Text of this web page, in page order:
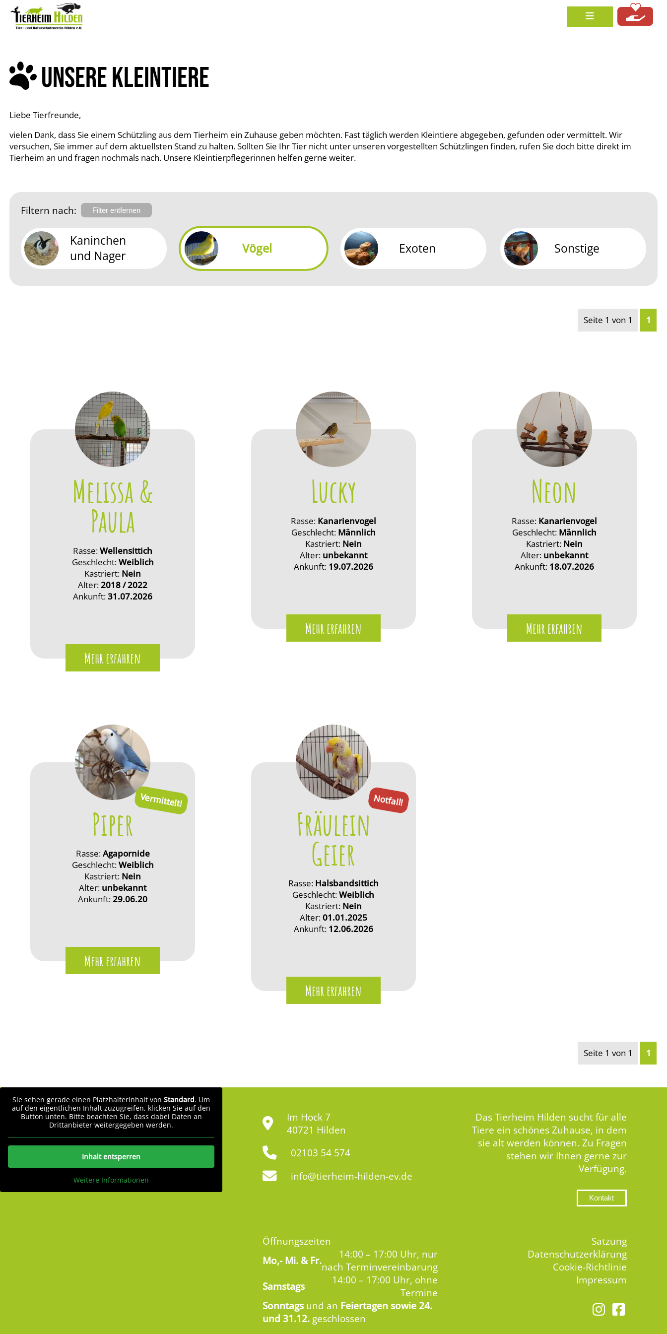
UNSERE KLEINTIERE
Liebe Tierfreunde,
vielen Dank, dass Sie einem Schützling aus dem Tierheim ein Zuhause geben möchten. Fast täglich werden Kleintiere abgegeben, gefunden oder vermittelt. Wir
versuchen, Sie immer auf dem aktuellsten Stand zu halten. Sollten Sie Ihr Tier nicht unter unseren vorgestellten Schützlingen finden, rufen Sie doch bitte direkt im
Tierheim an und fragen nochmals nach. Unsere Kleintierpflegerinnen helfen gerne weiter.
Filtern nach: Filter entfernen
Kaninchen
und Nager
Vögel Exoten Sonstige
Seite 1 von 1 1
Melissa &
Paula
Rasse:Wellensittich
Geschlecht:Weiblich
Kastriert: Nein
Alter:2018 / 2022
Ankunft:31.07.2026
Mehr erfahren
Lucky
Rasse: Kanarienvogel
Geschlecht: Männlich
Kastriert: Nein
Alter: unbekannt
Ankunft: 19.07.2026
Mehr erfahren
Neon
Rasse: Kanarienvogel
Geschlecht: Männlich
Kastriert: Nein
Alter: unbekannt
Ankunft: 18.07.2026
Mehr erfahren
Vermittelt!
Piper
Rasse:Agapornide
Geschlecht:Weiblich
Kastriert: Nein
Alter: unbekannt
Ankunft:29.06.20
Mehr erfahren
Notfall!
Fräulein
Geier
Rasse: Halsbandsittich
Geschlecht:Weiblich
Kastriert: Nein
Alter:01.01.2025
Ankunft: 12.06.2026
Mehr erfahren
Seite 1 von 1 1
Sie sehen gerade einen Platzhalterinhalt von Standard. Um
auf den eigentlichen Inhalt zuzugreifen, klicken Sie auf den
Button unten. Bitte beachten Sie, dass dabei Daten an
Drittanbieter weitergegeben werden.
Inhalt entsperren
Weitere Informationen
Im Hock 7
40721 Hilden
02103 54 574
info@tierheim-hilden-ev.de
Das Tierheim Hilden sucht für alle
Tiere ein schönes Zuhause, in dem
sie alt werden können. Zu Fragen
stehen wir Ihnen gerne zur
Verfügung.
Kontakt
Öffnungszeiten
Mo,-Mi. & Fr.
14:00 – 17:00 Uhr, nur
nach Terminvereinbarung
Samstags
14:00 – 17:00 Uhr, ohne
Termine
Sonntags und an Feiertagen sowie 24.
und 31.12. geschlossen
Satzung
Datenschutzerklärung
Cookie-Richtlinie
Impressum